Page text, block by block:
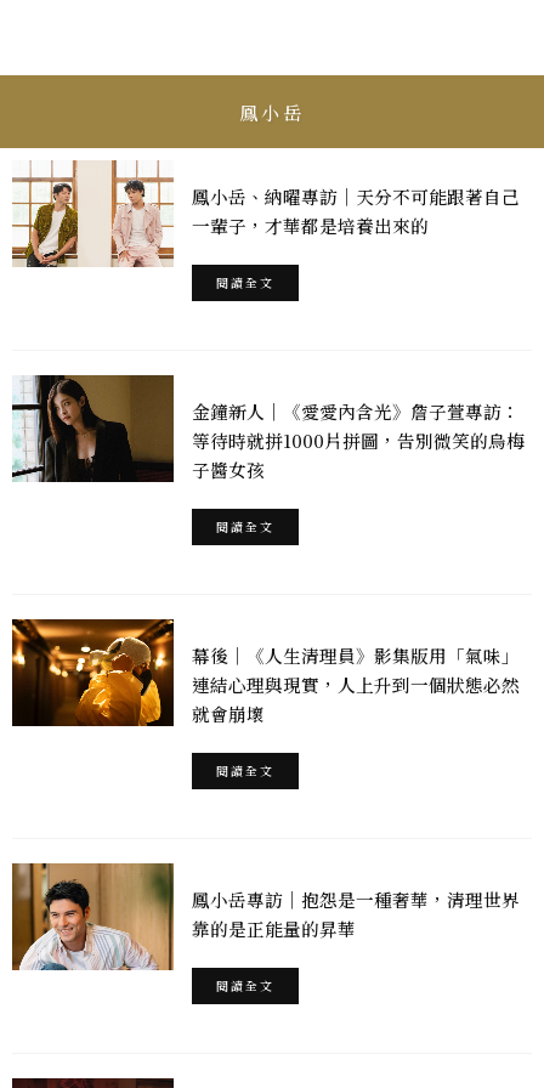
鳳小岳
鳳小岳、納曜專訪｜天分不可能跟著自己
一輩子，才華都是培養出來的
閱讀全文
金鐘新人｜《愛愛內含光》詹子萱專訪：
等待時就拼1000片拼圖，告別微笑的烏梅
子醬女孩
閱讀全文
幕後｜《人生清理員》影集版用「氣味」
連結心理與現實，人上升到一個狀態必然
就會崩壞
閱讀全文
鳳小岳專訪｜抱怨是一種奢華，清理世界
靠的是正能量的昇華
閱讀全文